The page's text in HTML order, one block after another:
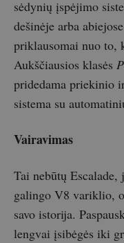
sėdynių įspėjimo
dešinėje arba
priklausomai nuo to,
Aukščiausios klasės
pridedama priekinio
sistema su
Vairavimas
Tai nebūtų
galingo V8 variklio,
savo istorija.
lengvai įsibėgės iki